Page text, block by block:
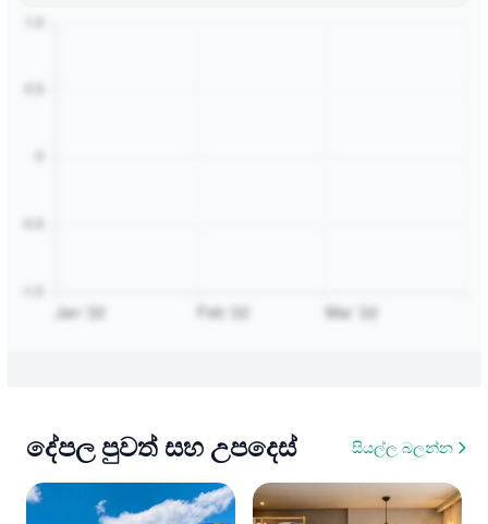
දේපල පුවත් සහ උපදෙස් සියල්ල බලන්න